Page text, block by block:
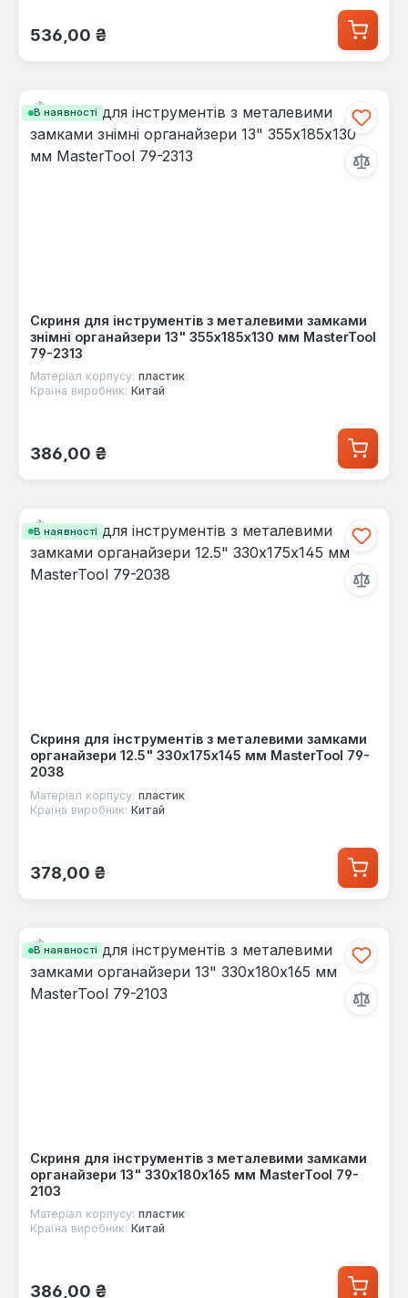
Звичайна ціна:
536,00 ₴
В наявності
Скриня для інструментів з металевими замками
знімні органайзери 13" 355х185х130 мм MasterTool
79-2313
Матеріал корпусу: пластик
Країна виробник: Китай
Звичайна ціна:
386,00 ₴
В наявності
Скриня для інструментів з металевими замками
органайзери 12.5" 330х175х145 мм MasterTool 79-
2038
Матеріал корпусу: пластик
Країна виробник: Китай
Звичайна ціна:
378,00 ₴
В наявності
Скриня для інструментів з металевими замками
органайзери 13" 330х180х165 мм MasterTool 79-
2103
Матеріал корпусу: пластик
Країна виробник: Китай
Звичайна ціна:
386,00 ₴